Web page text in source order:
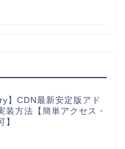
】CDN最新安定版アド
装方法【簡単アクセス・
】